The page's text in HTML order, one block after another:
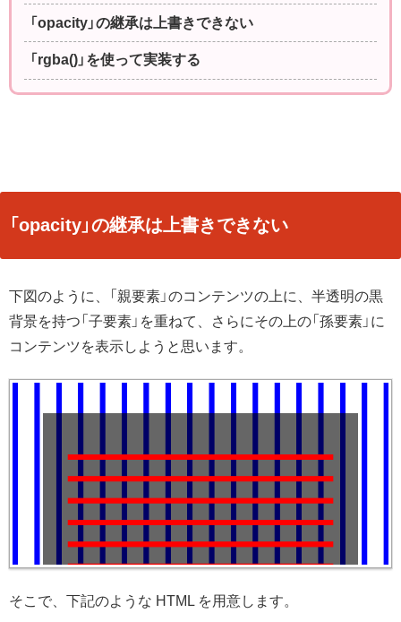
「opacity」の継承は上書きできない
「rgba()」を使って実装する
「opacity」の継承は上書きできない
下図のように、「親要素」のコンテンツの上に、半透明の黒
背景を持つ「子要素」を重ねて、さらにその上の「孫要素」に
コンテンツを表示しようと思います。
そこで、下記のような HTML を用意します。